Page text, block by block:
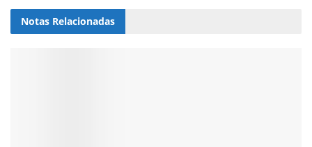
Notas Relacionadas